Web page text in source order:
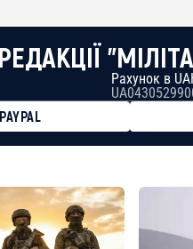
Рахунок в
PAYPAL